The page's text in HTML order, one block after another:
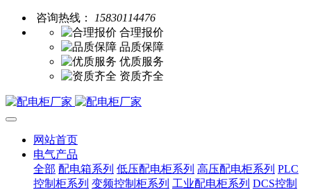
咨询热线：
15830114476
合理报价
品质保障
优质服务
资质齐全
网站首页
电气产品
全部 配电箱系列 低压配电柜系列 高压配电柜系列 PLC
控制柜系列 变频控制柜系列 工业配电柜系列 DCS控制